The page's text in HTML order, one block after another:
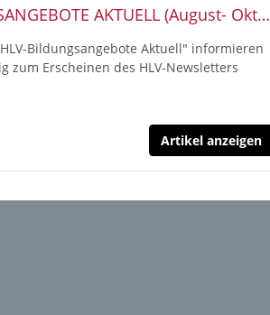
HLV- BILDUNGSANGEBOTE AKTUELL (August- Oktober 2026)
Bildungsangebote Aktuell" informieren
zum Erscheinen des HLV-Newsletters
Artikel anzeigen